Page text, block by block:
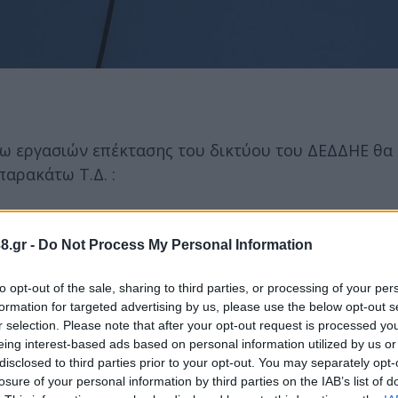
- Do Not Process My Personal Information
opt-out of the sale, sharing to third parties, or processing of your
for targeted advertising by us, please use the below opt-out
selection. Please note that after your opt-out request is processed
interest-based ads based on personal information utilized by us
to third parties prior to your opt-out. You may separately
of your personal information by third parties on the IAB’s list of
εργασιών επέκτασης του δικτύου του ΔΕΔΔΗΕ θα
Τ.Δ. :
Μεγαλόπολης
αυτό λοιπόν οι εγκαταστάσεις και τα δίκτυα θα
αγωγούς ή σε άλλα στοιχεία του δικτύου,